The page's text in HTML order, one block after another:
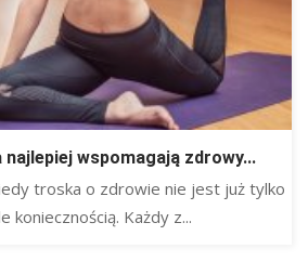
wspomagają zdrowy...
troska o zdrowie nie jest już tylko
koniecznością. Każdy z...